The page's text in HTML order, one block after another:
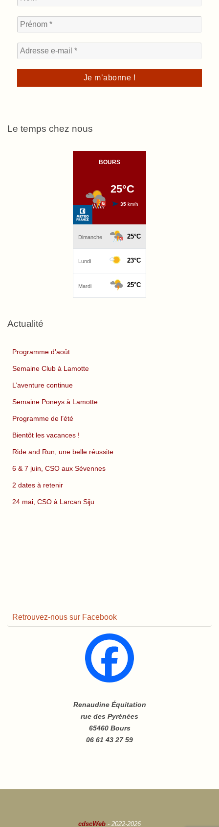
Le temps chez nous
Actualité
Programme d’août
Semaine Club à Lamotte
L’aventure continue
Semaine Poneys à Lamotte
Programme de l’été
Bientôt les vacances !
Ride and Run, une belle réussite
6 & 7 juin, CSO aux Sévennes
2 dates à retenir
24 mai, CSO à Larcan Siju
Retrouvez-nous sur Facebook
Renaudine Équitation
rue des Pyrénées
65460 Bours
06 61 43 27 59
cdscWeb - 2022-2026